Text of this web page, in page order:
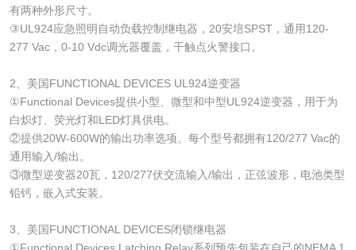
有两种外形尺寸。
③UL924应急照明自动负载控制继电器，20安培SPST，通用120-
277 Vac，0-10 Vdc调光器覆盖，干触点火警接口。
2、美国FUNCTIONAL DEVICES UL924逆变器
①Functional Devices提供小型、微型和中型UL924逆变器，用于为
白炽灯、荧光灯和LED灯具供电。
②提供20W-600W的输出功率选项。每个型号都拥有120/277 Vac的
通用输入/输出。
③微型逆变器20瓦，120/277伏交流输入/输出，正弦波形，电池类型
铅钙，嵌入式安装。
3、美国FUNCTIONAL DEVICES闭锁继电器